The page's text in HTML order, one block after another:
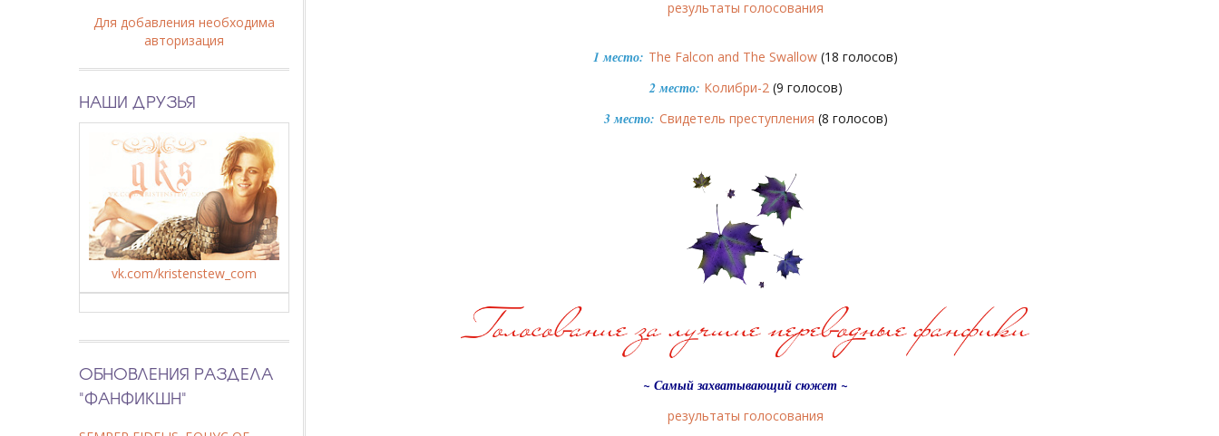
результаты голосования
1 место: The Falcon and The Swallow (18 голосов)
2 место: Колибри-2(9 голосов)
3 место: Свидетель преступления (8 голосов)
~ Самый захватывающий сюжет ~
результаты голосования
Для добавления необходима
авторизация
НАШИ ДРУЗЬЯ
vk.com/kristenstew_com
ОБНОВЛЕНИЯ РАЗДЕЛА
"ФАНФИКШН"